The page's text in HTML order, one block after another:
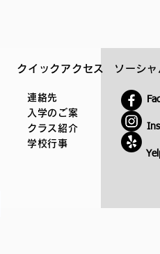
ソーシ
クイックアクセス
連絡先
入学のご案
クラス紹介
学校行事